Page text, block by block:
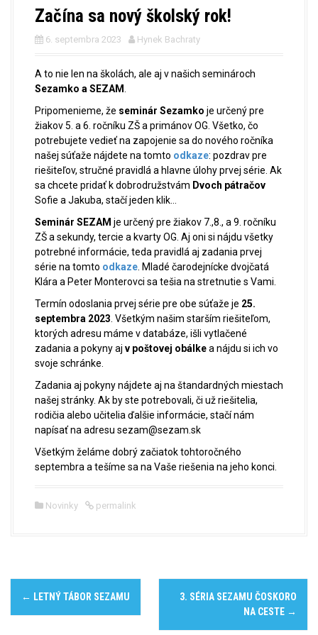
Začína sa nový školský rok!
6. septembra 2023 Hynek Bachraty
A to nie len na školách, ale aj v našich seminároch
Sezamko a SEZAM
Pripomenieme, že seminár Sezamko je určený pre
žiakov 5. a 6. ročníku ZŠ a primánov OG. Všetko, čo
potrebujete vedieť na zapojenie sa do nového ročníka
našej súťaže nájdete na tomto odkaze: pozdrav pre
riešiteľov, stručné pravidlá a hlavne úlohy prvej série. Ak
sa chcete pridať k dobrodružstvám Dvoch pátračov
Sofie a Jakuba, stačí jeden klik…
Seminár SEZAM je určený pre žiakov 7.,8., a 9. ročníku
ZŠ a sekundy, tercie a kvarty OG. Aj oni si nájdu všetky
potrebné informácie, teda pravidlá aj zadania prvej
série na tomto odkaze . Mladé čarodejnícke dvojčatá
Klára a Peter Monterovci sa tešia na stretnutie s Vami.
Termín odoslania prvej série pre obe súťaže je 25.
septembra 2023 . Všetkým našim starším riešiteľom,
ktorých adresu máme v databáze, išli vytlačené
zadania a pokyny aj v poštovej obálkea nájdu si ich vo
svoje schránke.
Zadania aj pokyny nájdete aj na štandardných miestach
našej stránky. Ak by ste potrebovali, či už riešitelia,
rodičia alebo učitelia ďalšie informácie, stačí nám
napísať na adresu sezam@sezam.sk
Všetkým želáme dobrý začiatok tohtoročného
septembra a tešíme sa na Vaše riešenia na jeho konci.
Novinky permalink
P
o
← LETNÝ TÁBOR SEZAMU
3. SÉRIA SEZAMU ČOSKORO
NA CESTE →